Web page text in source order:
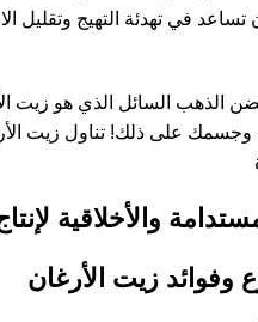
تساعد في تهدئة التهيج وتقليل
الذهب السائل الذي هو زيت
على ذلك! تناول زيت
والأخلاقية
وفوائد زيت الأرغان